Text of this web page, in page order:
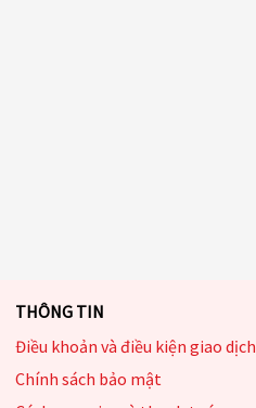
THÔNG TIN
Điều khoản và điều kiện giao dịch
Chính sách bảo mật